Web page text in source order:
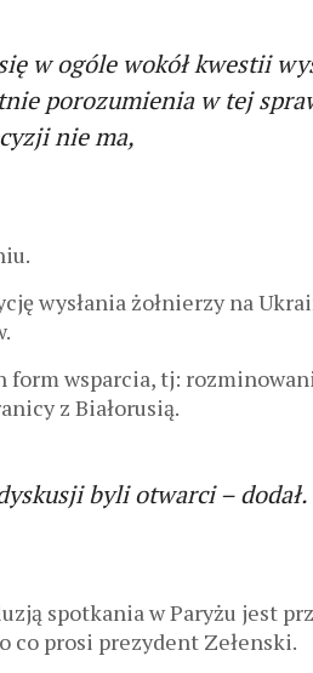
w ogóle wokół kwestii
porozumienia w tej
nie ma,
wysłania żołnierzy na
form wsparcia, tj:
z Białorusią.
byli otwarci – dodał.
spotkania w Paryżu jest
co prosi prezydent Zełenski.